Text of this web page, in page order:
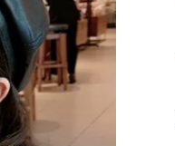
Boys 子カテゴリー